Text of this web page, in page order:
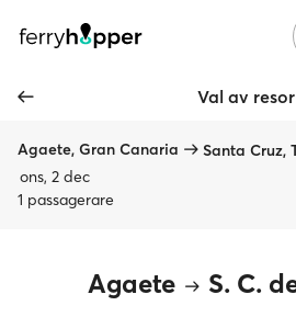
Val av resor
Agaete, Gran Canaria
Santa Cruz,
ons, 2 dec
1 passagerare
Agaete S. C.